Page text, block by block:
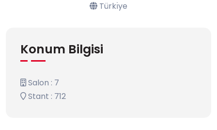
Türkı̇ye
Konum Bilgisi
Salon : 7
Stant : 712